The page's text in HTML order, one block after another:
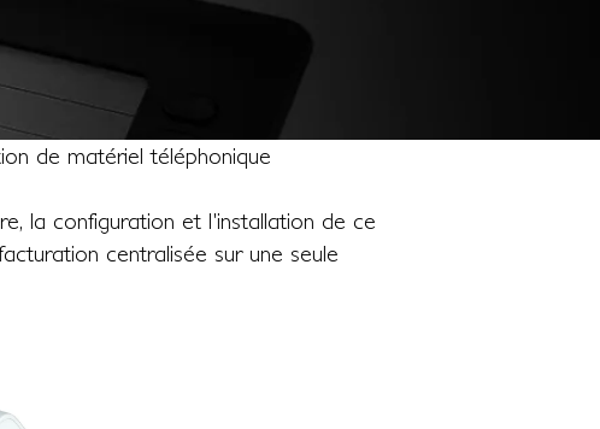
de matériel téléphonique
la configuration et l'installation de ce
centralisée sur une seule